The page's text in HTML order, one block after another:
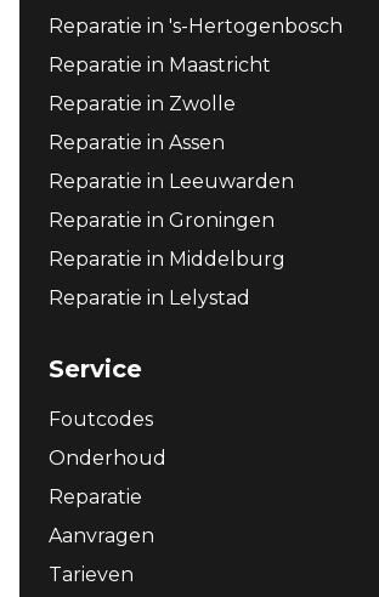
Reparatie in 's-Hertogenbosch
Reparatie in Maastricht
Reparatie in Zwolle
Reparatie in Assen
Reparatie in Leeuwarden
Reparatie in Groningen
Reparatie in Middelburg
Reparatie in Lelystad
Service
Foutcodes
Onderhoud
Reparatie
Aanvragen
Tarieven